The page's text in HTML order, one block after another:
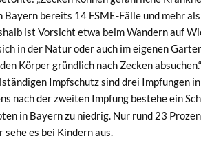
Bay­ern bere­its 14 FSME-Fälle und mehr
ist Vor­sicht etwa beim Wan­dern auf
in der Natur oder auch im eige­nen
Kör­p­er gründlich nach Zeck­en
Impf­schutz sind drei Imp­fun­gen
nach der zweit­en Imp­fung beste­he ein
in Bay­ern zu niedrig. Nur rund 23
sehe es bei Kindern aus.